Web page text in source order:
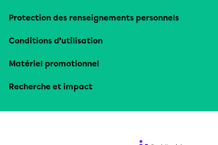
Protection des renseignements personnels
Conditions d’utilisation
Matériel promotionnel
Recherche et impact